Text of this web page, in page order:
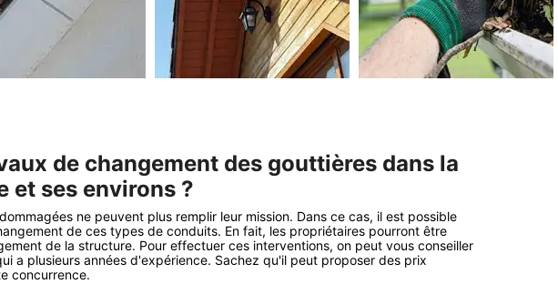
de changement des gouttières dans la
et ses environs ?
ne peuvent plus remplir leur mission. Dans ce cas, il est possible
de ces types de conduits. En fait, les propriétaires pourront être
de la structure. Pour effectuer ces interventions, on peut vous conseiller
a plusieurs années d'expérience. Sachez qu'il peut proposer des prix
concurrence.